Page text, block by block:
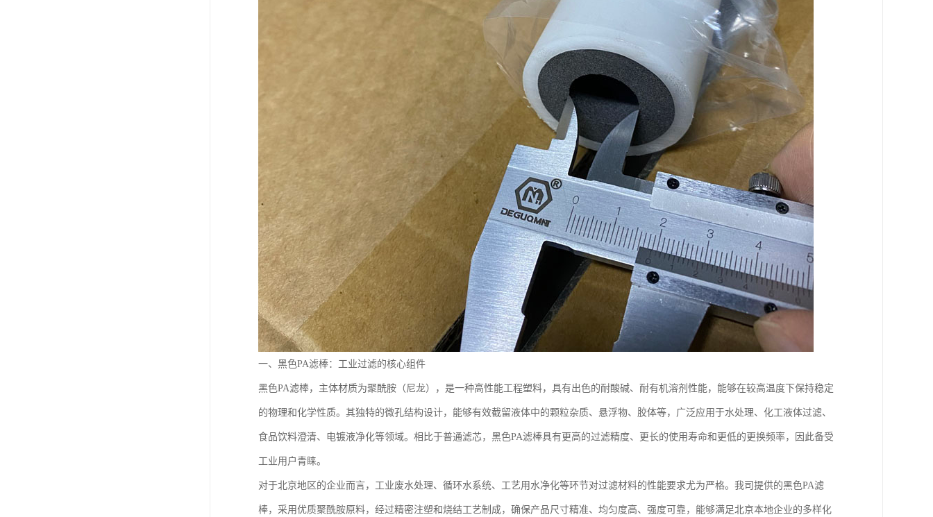
一、黑色PA滤棒：工业过滤的核心组件
黑色PA滤棒，主体材质为聚酰胺（尼龙），是一种高性能工程塑料，具有出色的耐酸碱、耐有机溶剂性能，能够在较高温度下保持稳定
的物理和化学性质。其独特的微孔结构设计，能够有效截留液体中的颗粒杂质、悬浮物、胶体等，广泛应用于水处理、化工液体过滤、
食品饮料澄清、电镀液净化等领域。相比于普通滤芯，黑色PA滤棒具有更高的过滤精度、更长的使用寿命和更低的更换频率，因此备受
工业用户青睐。
对于北京地区的企业而言，工业废水处理、循环水系统、工艺用水净化等环节对过滤材料的性能要求尤为严格。我司提供的黑色PA滤
棒，采用优质聚酰胺原料，经过精密注塑和烧结工艺制成，确保产品尺寸精准、均匀度高、强度可靠，能够满足北京本地企业的多样化